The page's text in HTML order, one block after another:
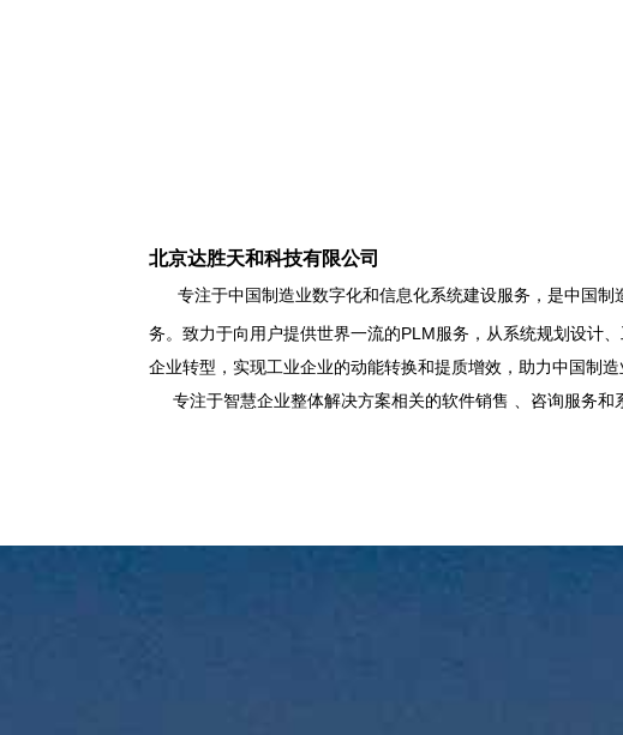
北京达胜天和科技有限公司
专注于中国制造业数字化和信息化系统建设服务，是中国
务。致力于向用户提供世界一流的PLM服务，从系统规划设计
企业转型，实现工业企业的动能转换和提质增效，助力中国制造
专注于智慧企业整体解决方案相关的软件销售 、咨询服务和